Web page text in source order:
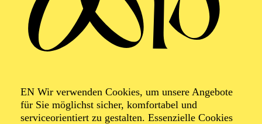
EN Wir verwenden Cookies, um unsere Angebote
für Sie möglichst sicher, komfortabel und
serviceorientiert zu gestalten. Essenzielle Cookies
La fanciulla del
West